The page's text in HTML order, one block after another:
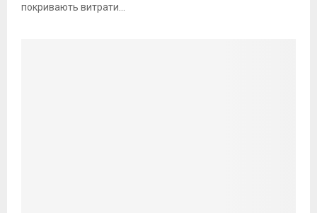
покривають витрати...